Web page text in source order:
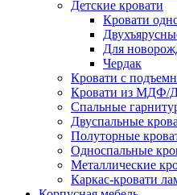
Детские кровати
Кровати
Для
Чердак
Кровати с
Кровати из МДФ/
Спальные
Двуспальные
Полуторные
Односпальные
Металлические
Каркас-кровати